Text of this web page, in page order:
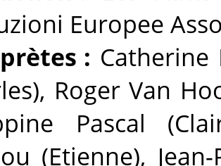
Europee
: Catherine
Roger Van
Pascal
(Etienne),